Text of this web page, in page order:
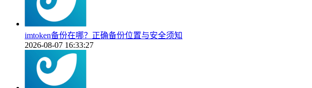
imtoken备份在哪？正确备份位置与安全须知
2026-08-07 16:33:27